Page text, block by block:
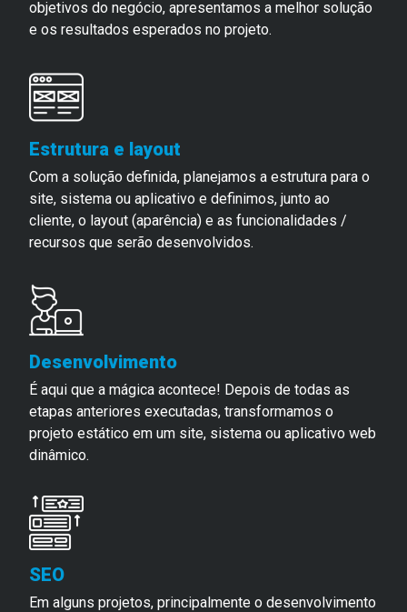
objetivos do negócio, apresentamos a melhor solução
e os resultados esperados no projeto.
Estrutura e layout
Com a solução definida, planejamos a estrutura para o
site, sistema ou aplicativo e definimos, junto ao
cliente, o layout (aparência) e as funcionalidades /
recursos que serão desenvolvidos.
Desenvolvimento
É aqui que a mágica acontece! Depois de todas as
etapas anteriores executadas, transformamos o
projeto estático em um site, sistema ou aplicativo web
dinâmico.
SEO
Em alguns projetos, principalmente o desenvolvimento